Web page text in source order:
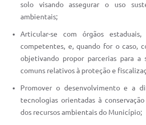
solo visando assegurar o uso
ambientais;
Articular-se com órgãos
competentes, e, quando for o caso,
objetivando propor parcerias para a
comuns relativos à proteção e
Promover o desenvolvimento e a
tecnologias orientadas à
dos recursos ambientais do Município;